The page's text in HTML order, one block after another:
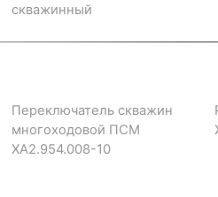
скважинный
Переключатель скважин
многоходовой ПСМ
ХА2.954.008-10